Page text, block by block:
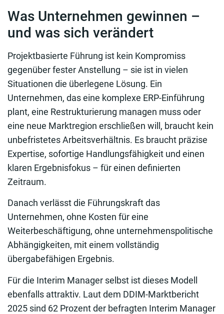
Was Unternehmen gewinnen –
und was sich verändert
Projektbasierte Führung ist kein Kompromiss
gegenüber fester Anstellung – sie ist in vielen
Situationen die überlegene Lösung. Ein
Unternehmen, das eine komplexe ERP-Einführung
plant, eine Restrukturierung managen muss oder
eine neue Marktregion erschließen will, braucht kein
unbefristetes Arbeitsverhältnis. Es braucht präzise
Expertise, sofortige Handlungsfähigkeit und einen
klaren Ergebnisfokus – für einen definierten
Zeitraum.
Danach verlässt die Führungskraft das
Unternehmen, ohne Kosten für eine
Weiterbeschäftigung, ohne unternehmenspolitische
Abhängigkeiten, mit einem vollständig
übergabefähigen Ergebnis.
Für die Interim Manager selbst ist dieses Modell
ebenfalls attraktiv. Laut dem DDIM-Marktbericht
2025 sind 62 Prozent der befragten Interim Manager